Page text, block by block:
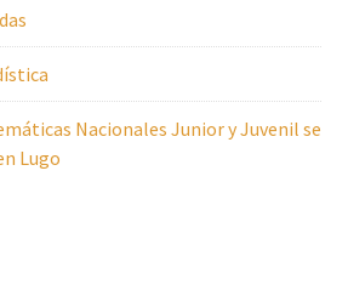
Nacionales Junior y Juvenil se
Lugo